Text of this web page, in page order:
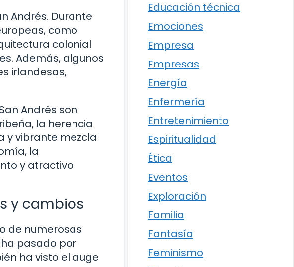
Andrés. Durante
como
colonial
Además, algunos
irlandesas,
Andrés son
la herencia
y vibrante mezcla
la
y atractivo
y cambios
de numerosas
pasado por
ha visto el auge
Educación técnica
Emociones
Empresa
Empresas
Energía
Enfermería
Entretenimiento
Espiritualidad
Ética
Eventos
Exploración
Familia
Fantasía
Feminismo